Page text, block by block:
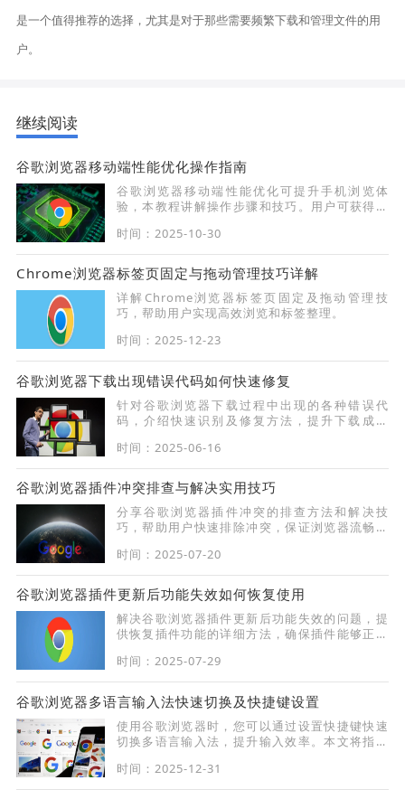
是一个值得推荐的选择，尤其是对于那些需要频繁下载和管理文件的用
户。
继续阅读
谷歌浏览器移动端性能优化操作指南
谷歌浏览器移动端性能优化可提升手机浏览体
验，本教程讲解操作步骤和技巧。用户可获得顺
时间：2025-10-30
Chrome浏览器标签页固定与拖动管理技巧详解
详解Chrome浏览器标签页固定及拖动管理技
巧，帮助用户实现高效浏览和标签整理。
时间：2025-12-23
谷歌浏览器下载出现错误代码如何快速修复
针对谷歌浏览器下载过程中出现的各种错误代
码，介绍快速识别及修复方法，提升下载成功
时间：2025-06-16
谷歌浏览器插件冲突排查与解决实用技巧
分享谷歌浏览器插件冲突的排查方法和解决技
巧，帮助用户快速排除冲突，保证浏览器流畅使
时间：2025-07-20
谷歌浏览器插件更新后功能失效如何恢复使用
解决谷歌浏览器插件更新后功能失效的问题，提
供恢复插件功能的详细方法，确保插件能够正常
时间：2025-07-29
谷歌浏览器多语言输入法快速切换及快捷键设置
使用谷歌浏览器时，您可以通过设置快捷键快速
切换多语言输入法，提升输入效率。本文将指导
入，提升日常浏览与编辑体验。
时间：2025-12-31